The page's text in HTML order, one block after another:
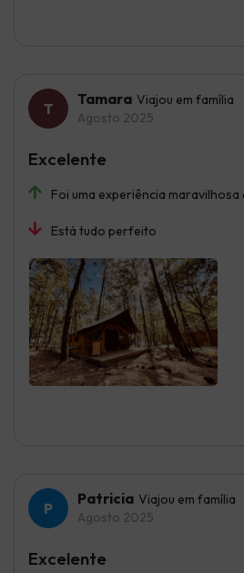
Tamara Viajou em família
Agosto 2025
Foi uma experiência
Está tudo perfeito
Excelente
Patricia Viajou em família
Agosto 2025
Excelente